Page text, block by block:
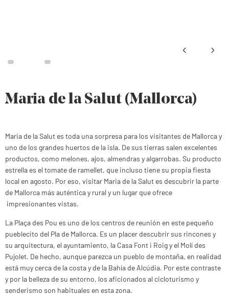
Maria de la Salut (Mallorca)
Maria de la Salut es toda una sorpresa para los visitantes de Mallorca y
uno de los grandes huertos de la isla. De sus tierras salen excelentes
productos, como melones, ajos, almendras y algarrobas. Su producto
estrella es el tomate de ramellet, que incluso tiene su propia fiesta
local en agosto. Por eso, visitar Maria de la Salut es descubrir la parte
de Mallorca más auténtica y rural y un lugar que ofrece
impresionantes vistas.
La Plaça des Pou es uno de los centros de reunión en este pequeño
pueblecito del Pla de Mallorca. Es un placer descubrir sus rincones y
su arquitectura, el ayuntamiento, la Casa Font i Roig y el Molí des
Pujolet. De hecho, aunque parezca un pueblo de montaña, en realidad
está muy cerca de la costa y de la Bahía de Alcúdia. Por este contraste
y por la belleza de su entorno, los aficionados al cicloturismo y
senderismo son habituales en esta zona.